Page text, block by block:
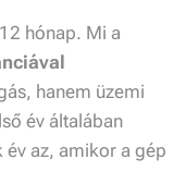
hónap. Mi a
hanem üzemi
év általában
az, amikor a gép